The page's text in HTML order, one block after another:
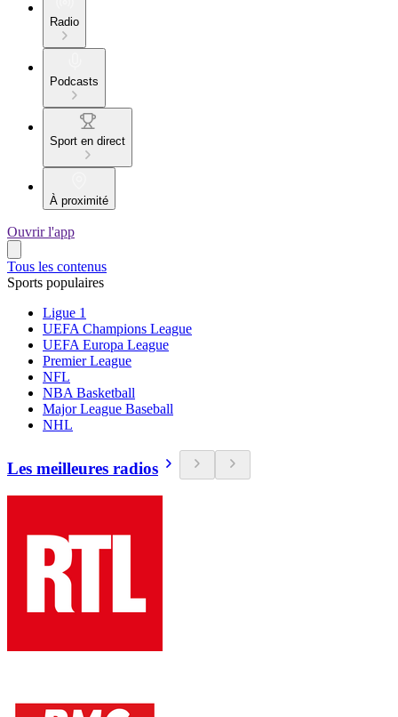
Radio
Podcasts
Sport en direct
À proximité
Ouvrir l'app
Tous les contenus
Sports populaires
Ligue 1
UEFA Champions League
UEFA Europa League
Premier League
NFL
NBA Basketball
Major League Baseball
NHL
Les meilleures radios